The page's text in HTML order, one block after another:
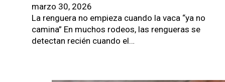
marzo 30, 2026
La renguera no empieza cuando la vaca “ya no
camina” En muchos rodeos, las rengueras se
detectan recién cuando el…